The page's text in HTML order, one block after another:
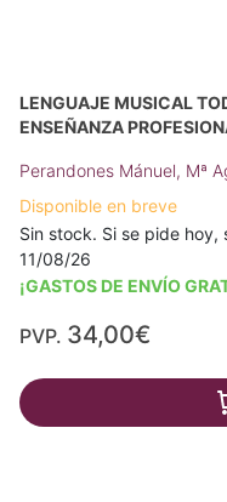
LENGUAJE MUSICAL
ENSEÑANZA
Perandones Mánuel, Mª
Disponible en breve
Sin stock. Si se pide hoy,
11/08/26
¡GASTOS DE ENVÍO
PVP. 34,00€